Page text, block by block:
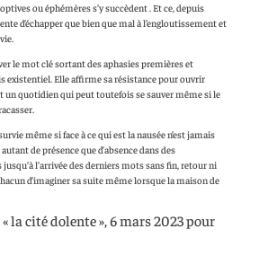
ou éphémères s’y succèdent . Et ce, depuis
d’échapper que bien que mal à l’engloutissement et
le mot clé sortant des aphasies premières et
existentiel. Elle affirme sa résistance pour ouvrir
un quotidien qui peut toutefois se sauver même si le
même si face à ce qui est la nausée n’est jamais
de présence que d’absence dans des
jusqu’à l’arrivée des derniers mots sans fin, retour ni
d’imaginer sa suite même lorsque la maison de
la cité dolente », 6 mars 2023 pour